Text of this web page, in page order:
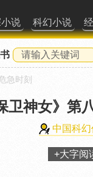
说 科幻小说
急时刻
卫神女》 第
中国科幻
+大字阅